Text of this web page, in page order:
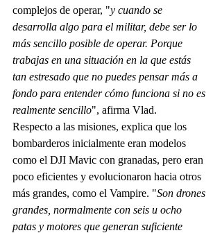
complejos de operar, "y cuando se
desarrolla algo para el militar, debe ser lo
más sencillo posible de operar. Porque
trabajas en una situación en la que estás
tan estresado que no puedes pensar más a
fondo para entender cómo funciona si no es
realmente sencillo", afirma Vlad.
Respecto a las misiones, explica que los
bombarderos inicialmente eran modelos
como el DJI Mavic con granadas, pero eran
poco eficientes y evolucionaron hacia otros
más grandes, como el Vampire. "Son drones
grandes, normalmente con seis u ocho
patas y motores que generan suficiente